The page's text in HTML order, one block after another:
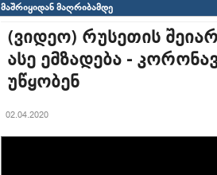
მაშრიყიდან მაღრიბამდე
(ვიდეო) რუსეთის
ასე ემზადება -
უწყობენ
02.04.2020